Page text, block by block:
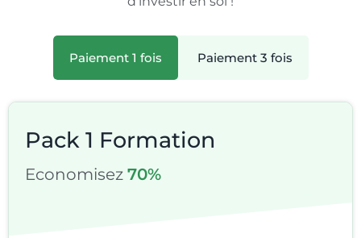
Paiement 1 fois Paiement 3 fois
Pack 1 Formation
Economisez 70%